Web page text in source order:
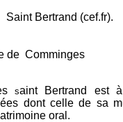
Saint Bertrand (cef.fr).
de Comminges
saint Bertrand est
dont celle de sa
oral.